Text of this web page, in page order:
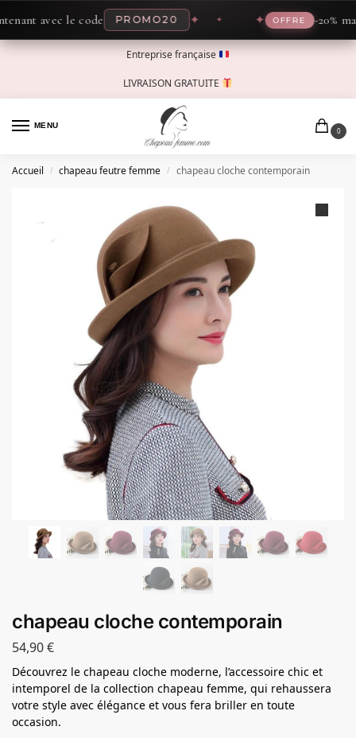
avec le code PROMO20 ✦ OFFRE -20%
Entreprise française
LIVRAISON GRATUITE
MENU
0
Accueil / chapeau feutre femme / chapeau cloche contemporain
chapeau cloche contemporain
54,90€
Découvrez le chapeau cloche moderne, l’accessoire chic et
intemporel de la collection chapeau femme, qui rehaussera
votre style avec élégance et vous fera briller en toute
occasion.